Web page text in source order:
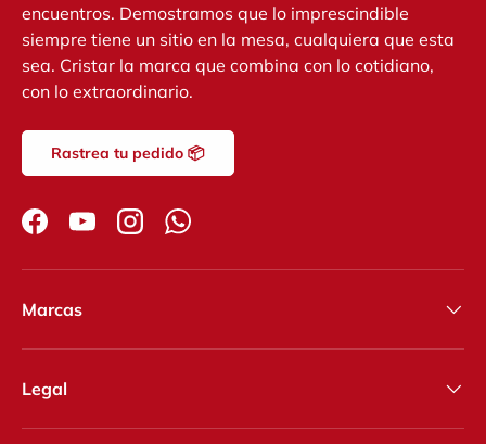
encuentros. Demostramos que lo imprescindible
siempre tiene un sitio en la mesa, cualquiera que esta
sea. Cristar la marca que combina con lo cotidiano,
con lo extraordinario.
Rastrea tu pedido 📦
FacebookYouTubeInstagramWhatsApp
Marcas
Legal